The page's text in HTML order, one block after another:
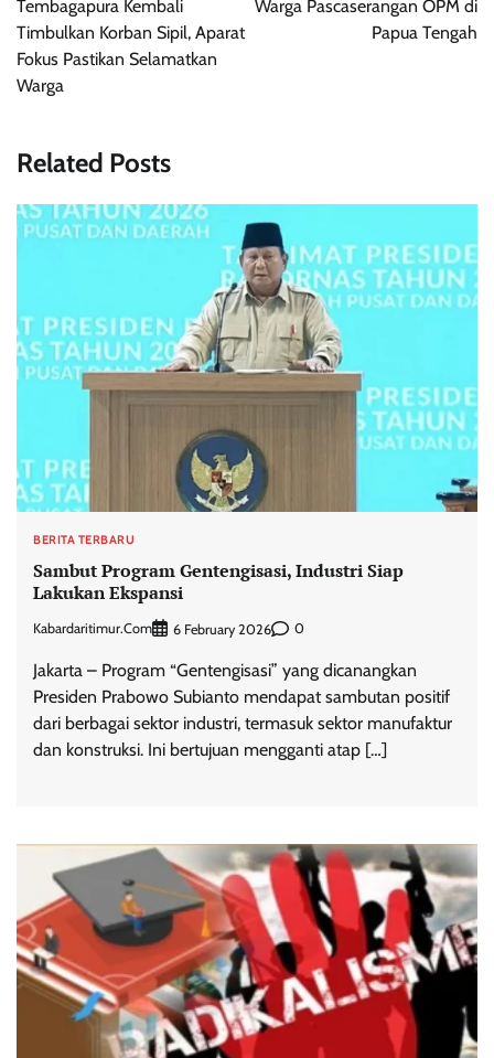
Tembagapura Kembali
Timbulkan Korban Sipil, Aparat
Fokus Pastikan Selamatkan
Warga
Warga Pascaserangan OPM di
Papua Tengah
Related Posts
BERITA TERBARU
Sambut Program Gentengisasi, Industri Siap
Lakukan Ekspansi
Kabardaritimur.com 6 February 2026 0
Jakarta – Program “Gentengisasi” yang dicanangkan
Presiden Prabowo Subianto mendapat sambutan positif
dari berbagai sektor industri, termasuk sektor manufaktur
dan konstruksi. Ini bertujuan mengganti atap […]